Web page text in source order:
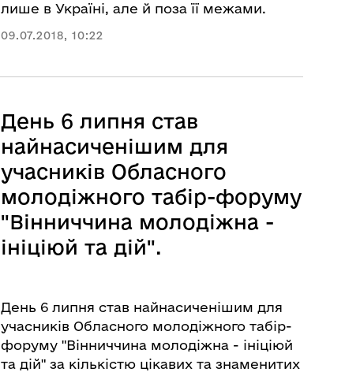
лише в Україні, але й поза її межами.
09.07.2018, 10:22
День 6 липня став
найнасиченішим для
учасників Обласного
молодіжного табір-форуму
"Вінниччина молодіжна -
ініціюй та дій".
День 6 липня став найнасиченішим для
учасників Обласного молодіжного табір-
форуму "Вінниччина молодіжна - ініціюй
та дій" за кількістю цікавих та знаменитих